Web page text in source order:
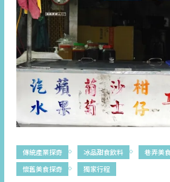
傳統產業探奇 冰品甜食飲料 巷弄美
懷舊美食探奇
獨家行程